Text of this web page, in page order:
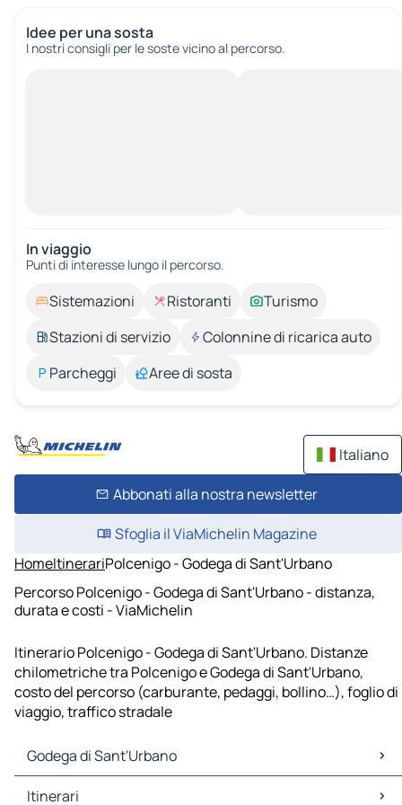
Idee per una sosta
I nostri consigli per le soste vicino al percorso.
In viaggio
Punti di interesse lungo il percorso.
Sistemazioni Ristoranti
Turismo
Stazioni di servizio
Colonnine di ricarica auto
Parcheggi
Aree di sosta
Italiano
Abbonati alla nostra newsletter
Sfoglia il ViaMichelin Magazine
HomeItinerariPolcenigo - Godega di Sant'Urbano
Percorso Polcenigo - Godega di Sant'Urbano - distanza,
durata e costi - ViaMichelin
Itinerario Polcenigo - Godega di Sant'Urbano. Distanze
chilometriche tra Polcenigo e Godega di Sant'Urbano,
costo del percorso (carburante, pedaggi, bollino…), foglio di
viaggio, traffico stradale
Godega di Sant'Urbano
Godega di Sant'Urbano Mappe Piantine
Itinerari